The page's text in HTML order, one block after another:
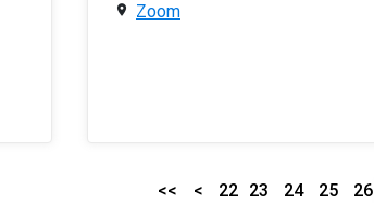
Zoom
<< < 22 23 24 25 26